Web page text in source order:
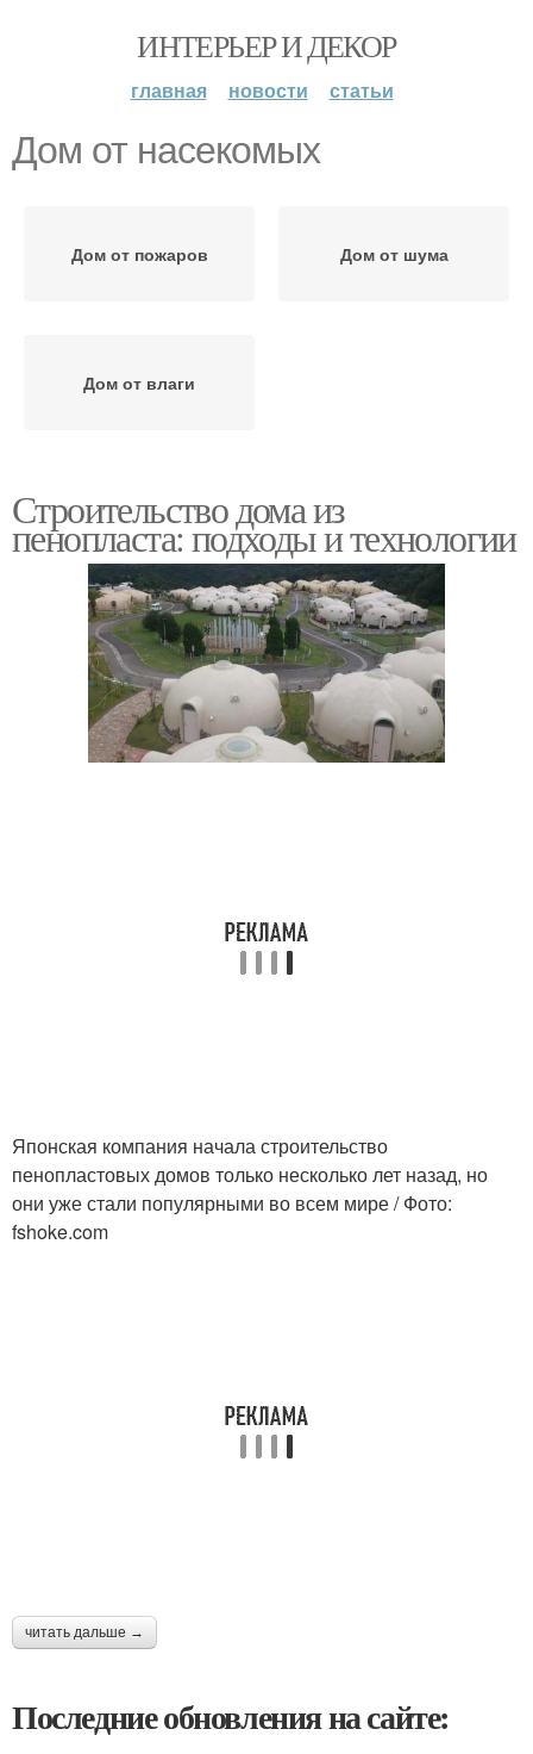
ИНТЕРЬЕР И ДЕКОР
главная новости статьи
Дом от насекомых
Дом от пожаров Дом от шума
Дом от влаги
Строительство дома из
пенопласта: подходы и технологии
Японская компания начала строительство
пенопластовых домов только несколько лет назад, но
они уже стали популярными во всем мире / Фото:
fshoke.com
читать дальше →
Последние обновления на сайте: